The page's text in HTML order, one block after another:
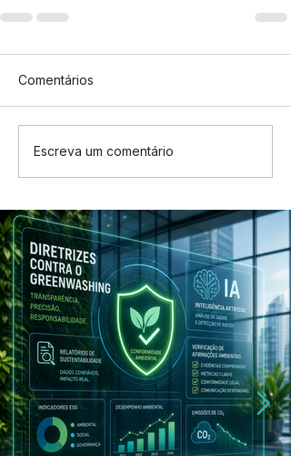
Comentários
Escreva um comentário